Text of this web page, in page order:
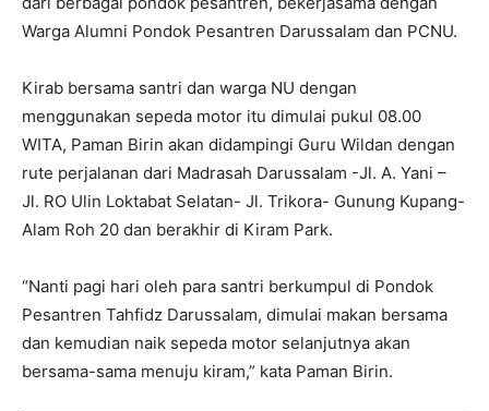
Warga Alumni Pondok Pesantren Darussalam dan PCNU.
Kirab bersama santri dan warga NU dengan
menggunakan sepeda motor itu dimulai pukul 08.00
WITA, Paman Birin akan didampingi Guru Wildan dengan
rute perjalanan dari Madrasah Darussalam -Jl. A. Yani –
Jl. RO Ulin Loktabat Selatan- Jl. Trikora- Gunung Kupang-
Alam Roh 20 dan berakhir di Kiram Park.
“Nanti pagi hari oleh para santri berkumpul di Pondok
Pesantren Tahfidz Darussalam, dimulai makan bersama
dan kemudian naik sepeda motor selanjutnya akan
bersama-sama menuju kiram,” kata Paman Birin.